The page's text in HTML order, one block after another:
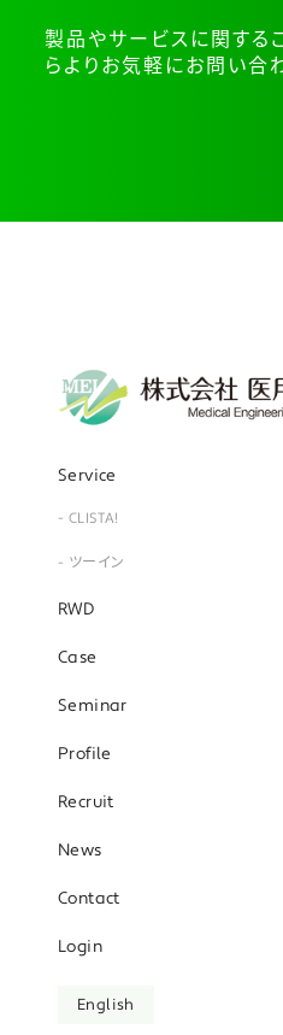
製品やサービスに関する
らよりお気軽にお問い合
Service
- CLISTA!
- ツーイン
RWD
Case
Seminar
Profile
Recruit
News
Contact
Login
English